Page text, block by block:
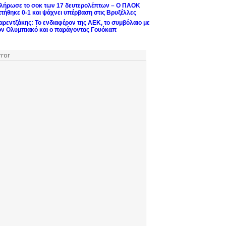
το σοκ των 17 δευτερολέπτων – Ο ΠΑΟΚ
0-1 και ψάχνει υπέρβαση στις Βρυξέλλες
Το ενδιαφέρον της ΑΕΚ, το συμβόλαιο με
Ολυμπιακό και ο παράγοντας Γουόκαπ